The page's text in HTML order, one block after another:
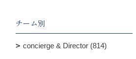
チーム別
concierge & Director (814)